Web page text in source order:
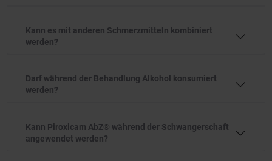
Kann es mit anderen Schmerzmitteln kombiniert
werden?
Darf während der Behandlung Alkohol konsumiert
werden?
Kann Piroxicam AbZ® während der Schwangerschaft
angewendet werden?